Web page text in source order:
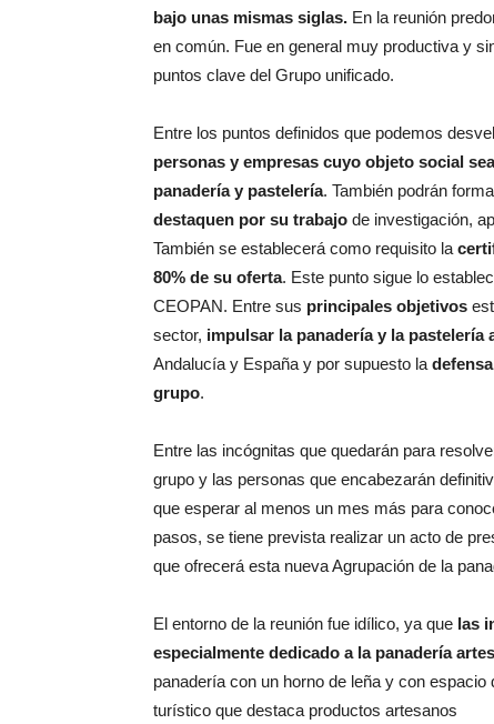
bajo unas mismas siglas. En la reunión
en común. Fue en general muy productiva y
puntos clave del Grupo unificado.
Entre los puntos definidos que podemos
personas y empresas cuyo objeto social
panadería y pastelería. También podrán
destaquen por su trabajo de investigación,
También se establecerá como requisito la
80% de su oferta. Este punto sigue lo
CEOPAN. Entre sus principales objetivos
sector, impulsar la panadería y la
Andalucía y España y por supuesto la
grupo.
Entre las incógnitas que quedarán para
grupo y las personas que encabezarán
que esperar al menos un mes más para
pasos, se tiene prevista realizar un acto de
que ofrecerá esta nueva Agrupación de la
El entorno de la reunión fue idílico, ya que las
especialmente dedicado a la panadería
panadería con un horno de leña y con
turístico que destaca productos artesanos